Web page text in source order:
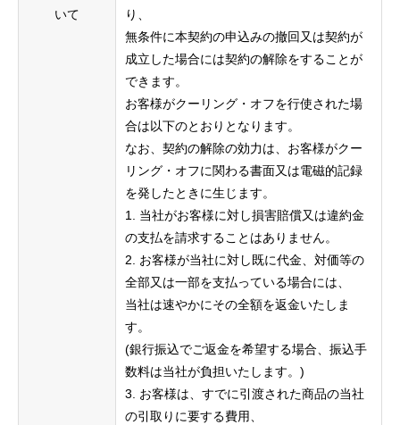
いて
り、
無条件に本契約の申込みの撤回⼜は契約が
成⽴した場合には契約の解除をすることが
できます。
お客様がクーリング・オフを⾏使された場
合は以下のとおりとなります。
なお、契約の解除の効⼒は、お客様がクー
リング・オフに関わる書⾯⼜は電磁的記録
を発したときに⽣じます。
1. 当社がお客様に対し損害賠償⼜は違約⾦
の⽀払を請求することはありません。
2. お客様が当社に対し既に代⾦、対価等の
全部⼜は⼀部を⽀払っている場合には、
当社は速やかにその全額を返⾦いたしま
す。
(銀⾏振込でご返⾦を希望する場合、振込⼿
数料は当社が負担いたします。)
3. お客様は、すでに引渡された商品の当社
の引取りに要する費⽤、